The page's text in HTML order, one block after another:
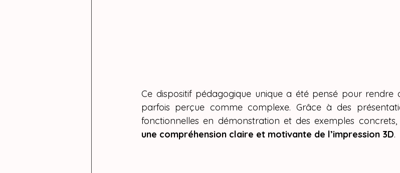
Ce dispositif pédagogique unique a été pensé pour rendre
parfois perçue comme complexe. Grâce à des
fonctionnelles en démonstration et des exemples
une compréhension claire et motivante de l’impression 3D.